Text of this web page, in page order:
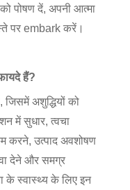
पोषण दें, अपनी आत्मा
पर embark करें।
हैं?
अशुद्धियों को
में सुधार, त्वचा
करने, उत्पाद अवशोषण
देने और समग्र
के स्वास्थ्य के लिए इन